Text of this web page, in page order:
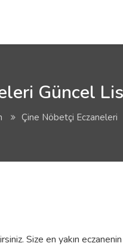
Güncel
Çine Nöbetçi Eczaneleri
Size en yakın